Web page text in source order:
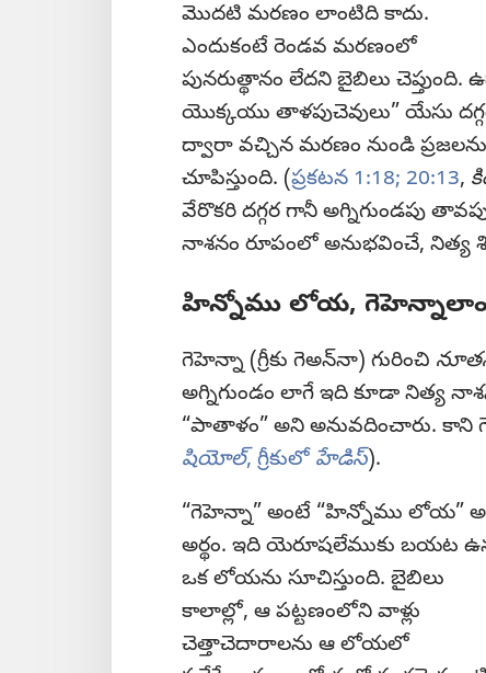
మొదటి మరణం లాంటిది కాదు.
ఎందుకంటే రెండవ మరణంలో
పునరుత్థానం లేదని బైబిలు
యొక్కయు తాళపుచెవులు” యేసు
ద్వారా వచ్చిన మరణం నుండి
చూపిస్తుంది. (ప్రకటన 1:18; 20:13,
వేరొకరి దగ్గర గానీ అగ్నిగుండపు
నాశనం రూపంలో అనుభవించే, నిత్య
హిన్నోము లోయ,
గెహెన్నా (గ్రీకు గెఅన్‌నా) గురించి
అగ్నిగుండం లాగే ఇది కూడా నిత్య
“పాతాళం” అని అనువదించారు.
షియోల్‌, గ్రీకులో హేడిస్‌).
“గెహెన్నా” అంటే “హిన్నోము లోయ”
అర్థం. ఇది యెరూషలేముకు బయట
ఒక లోయను సూచిస్తుంది. బైబిలు
కాలాల్లో, ఆ పట్టణంలోని వాళ్లు
చెత్తాచెదారాలను ఆ లోయలో